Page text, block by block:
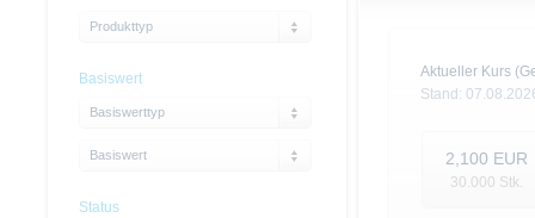
Aktueller Kurs
Stand:
2,100 EUR
30.000 Stk.
Produkttyp
Basiswert
Basiswerttyp
Basiswert
Status